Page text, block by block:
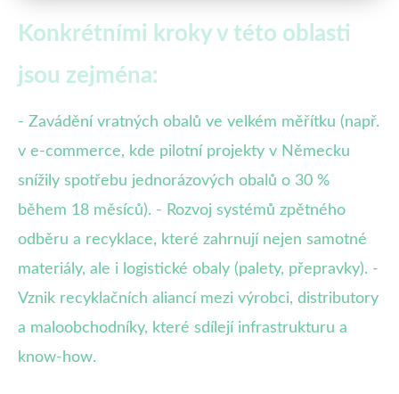
Konkrétními kroky v této oblasti
jsou zejména:
- Zavádění vratných obalů ve velkém měřítku (např.
v e-commerce, kde pilotní projekty v Německu
snížily spotřebu jednorázových obalů o 30 %
během 18 měsíců). - Rozvoj systémů zpětného
odběru a recyklace, které zahrnují nejen samotné
materiály, ale i logistické obaly (palety, přepravky). -
Vznik recyklačních aliancí mezi výrobci, distributory
a maloobchodníky, které sdílejí infrastrukturu a
know-how.